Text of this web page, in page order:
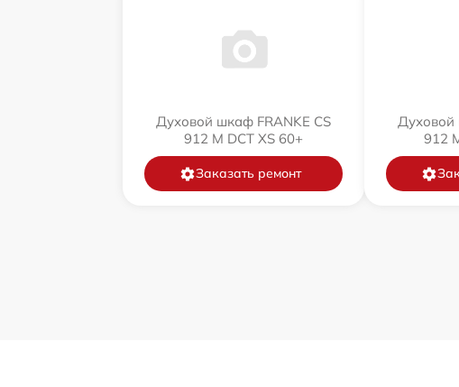
Духовой шкаф FRANKE CS
912 M DCT XS 60+
Заказать ремонт
Духовой
912